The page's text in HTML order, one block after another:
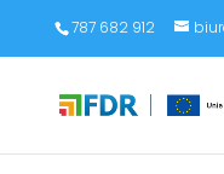
787 682 912